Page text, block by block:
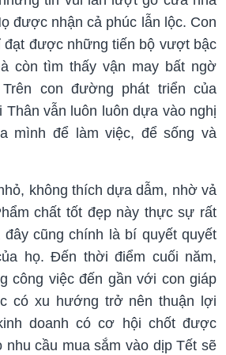
được nhận cả phúc lẫn lộc. Con
đạt được những tiến bộ vượt bậc
còn tìm thấy vận may bất ngờ
con đường phát triển của
Thân vẫn luôn luôn dựa vào nghị
mình để làm việc, để sống và
không thích dựa dẫm, nhờ vả
chất tốt đẹp này thực sự rất
đây cũng chính là bí quyết quyết
họ. Đến thời điểm cuối năm,
công việc đến gần với con giáp
có xu hướng trở nên thuận lợi
doanh có cơ hội chốt được
nhu cầu mua sắm vào dịp Tết sẽ